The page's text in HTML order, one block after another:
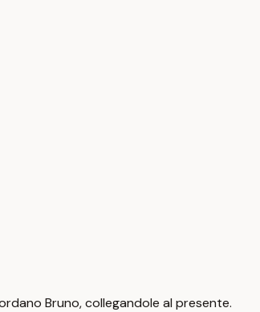
Bruno, collegandole al presente.